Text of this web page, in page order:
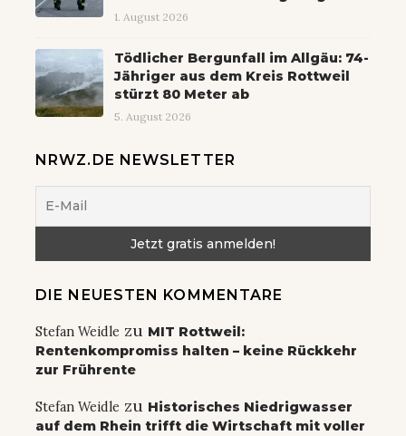
1. August 2026
Tödlicher Bergunfall im Allgäu: 74-
Jähriger aus dem Kreis Rottweil
stürzt 80 Meter ab
5. August 2026
NRWZ.DE NEWSLETTER
DIE NEUESTEN KOMMENTARE
Stefan Weidle zu MIT Rottweil:
Rentenkompromiss halten – keine Rückkehr
zur Frührente
Stefan Weidle zu Historisches Niedrigwasser
auf dem Rhein trifft die Wirtschaft mit voller